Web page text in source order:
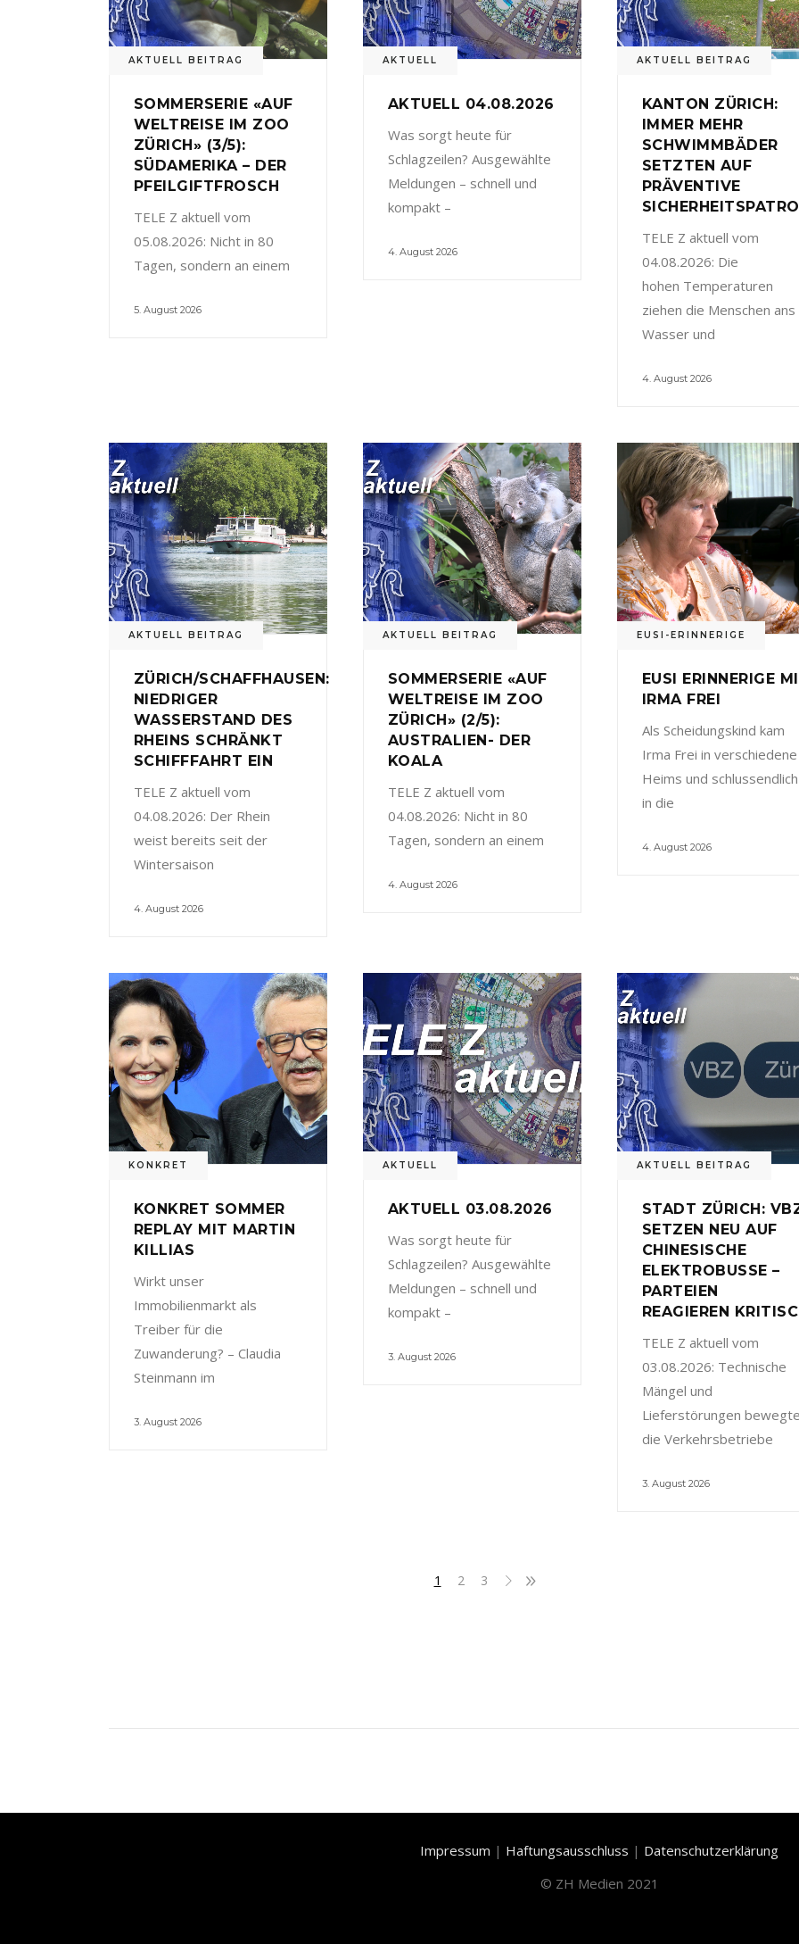
AKTUELL BEITRAG
SOMMERSERIE «AUF
WELTREISE IM ZOO
ZÜRICH» (3/5):
SÜDAMERIKA – DER
PFEILGIFTFROSCH
TELE Z aktuell vom
05.08.2026: Nicht in 80
Tagen, sondern an einem
5. August 2026
AKTUELL
AKTUELL 04.08.2026
Was sorgt heute für
Schlagzeilen? Ausgewählte
Meldungen – schnell und
kompakt –
4. August 2026
AKTUELL BEITRAG
KANTON ZÜRICH:
IMMER MEHR
SCHWIMMBÄDER
SETZTEN AUF
PRÄVENTIVE
TELE Z aktuell vom
04.08.2026: Die
hohen Temperaturen
ziehen die Menschen ans
Wasser und
4. August 2026
AKTUELL BEITRAG
ZÜRICH/SCHAFFHAUSEN:
NIEDRIGER
WASSERSTAND DES
RHEINS SCHRÄNKT
SCHIFFFAHRT EIN
TELE Z aktuell vom
04.08.2026: Der Rhein
weist bereits seit der
Wintersaison
4. August 2026
AKTUELL BEITRAG
SOMMERSERIE «AUF
WELTREISE IM ZOO
ZÜRICH» (2/5):
AUSTRALIEN- DER
KOALA
TELE Z aktuell vom
04.08.2026: Nicht in 80
Tagen, sondern an einem
4. August 2026
EUSI-ERINNERIGE
EUSI ERINNERIGE
IRMA FREI
Als Scheidungskind kam
Irma Frei in verschiedene
Heims und schlussendlich
in die
4. August 2026
KONKRET
KONKRET SOMMER
REPLAY MIT MARTIN
KILLIAS
Wirkt unser
Immobilienmarkt als
Treiber für die
Zuwanderung? – Claudia
Steinmann im
3. August 2026
AKTUELL
AKTUELL 03.08.2026
Was sorgt heute für
Schlagzeilen? Ausgewählte
Meldungen – schnell und
kompakt –
3. August 2026
AKTUELL BEITRAG
STADT ZÜRICH:
SETZEN NEU AUF
CHINESISCHE
ELEKTROBUSSE –
PARTEIEN
REAGIEREN
TELE Z aktuell vom
03.08.2026: Technische
Mängel und
Lieferstörungen
die Verkehrsbetriebe
3. August 2026
1 2 3
Impressum | Haftungsausschluss | Datenschutzerklärung
© ZH Medien 2021